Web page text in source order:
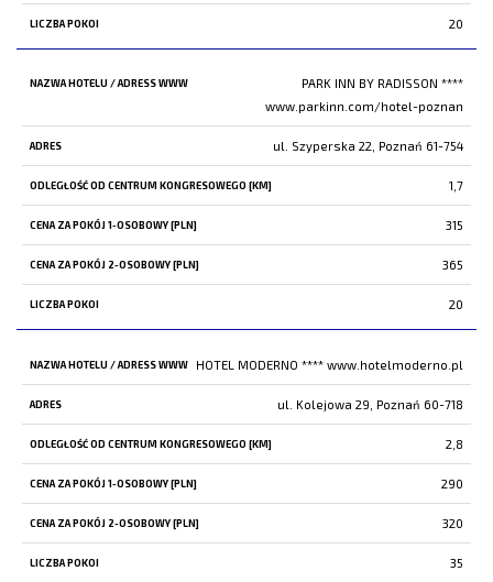
20
PARK INN BY RADISSON ****
www.parkinn.com/hotel-poznan
ul. Szyperska 22, Poznań 61-754
1,7
315
365
20
HOTEL MODERNO ****www.hotelmoderno.pl
ul. Kolejowa 29, Poznań 60-718
2,8
290
320
35